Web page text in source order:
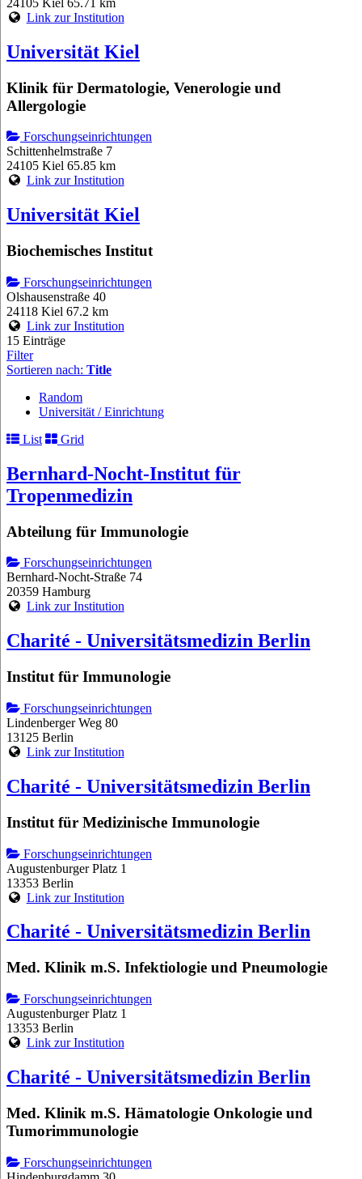
Link zur Institution
Universität Kiel
Klinik für Dermatologie, Venerologie und
Allergologie
Forschungseinrichtungen
Schittenhelmstraße 7
24105 Kiel 65.85 km
Link zur Institution
Universität Kiel
Biochemisches Institut
Forschungseinrichtungen
Olshausenstraße 40
24118 Kiel 67.2 km
Link zur Institution
15 Einträge
Filter
Sortieren nach: Title
Random
Universität / Einrichtung
List
Grid
Bernhard-Nocht-Institut für
Tropenmedizin
Abteilung für Immunologie
Forschungseinrichtungen
Bernhard-Nocht-Straße 74
20359 Hamburg
Link zur Institution
Charité - Universitätsmedizin Berlin
Institut für Immunologie
Forschungseinrichtungen
Lindenberger Weg 80
13125 Berlin
Link zur Institution
Charité - Universitätsmedizin Berlin
Institut für Medizinische Immunologie
Forschungseinrichtungen
Augustenburger Platz 1
13353 Berlin
Link zur Institution
Charité - Universitätsmedizin Berlin
Med. Klinik m.S. Infektiologie und Pneumologie
Forschungseinrichtungen
Augustenburger Platz 1
13353 Berlin
Link zur Institution
Charité - Universitätsmedizin Berlin
Med. Klinik m.S. Hämatologie Onkologie und
Tumorimmunologie
Forschungseinrichtungen